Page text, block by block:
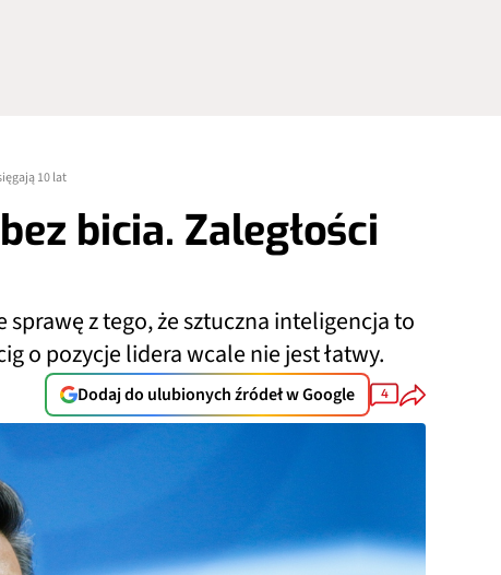
10 lat
bicia. Zaległości
z tego, że sztuczna inteligencja to
o pozycje lidera wcale nie jest łatwy.
Dodaj do ulubionych źródeł w Google 4